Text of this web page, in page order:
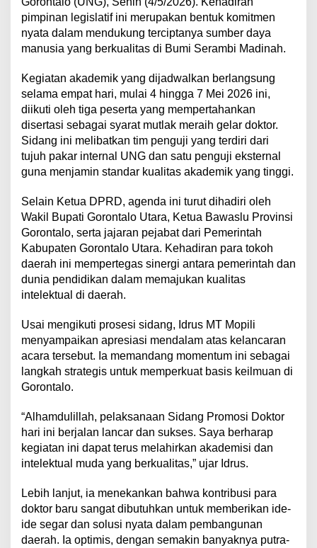
pimpinan legislatif ini merupakan bentuk komitmen
nyata dalam mendukung terciptanya sumber daya
manusia yang berkualitas di Bumi Serambi Madinah.
​Kegiatan akademik yang dijadwalkan berlangsung
selama empat hari, mulai 4 hingga 7 Mei 2026 ini,
diikuti oleh tiga peserta yang mempertahankan
disertasi sebagai syarat mutlak meraih gelar doktor.
Sidang ini melibatkan tim penguji yang terdiri dari
tujuh pakar internal UNG dan satu penguji eksternal
guna menjamin standar kualitas akademik yang tinggi.
​Selain Ketua DPRD, agenda ini turut dihadiri oleh
Wakil Bupati Gorontalo Utara, Ketua Bawaslu Provinsi
Gorontalo, serta jajaran pejabat dari Pemerintah
Kabupaten Gorontalo Utara. Kehadiran para tokoh
daerah ini mempertegas sinergi antara pemerintah dan
dunia pendidikan dalam memajukan kualitas
intelektual di daerah.
​Usai mengikuti prosesi sidang, Idrus MT Mopili
menyampaikan apresiasi mendalam atas kelancaran
acara tersebut. Ia memandang momentum ini sebagai
langkah strategis untuk memperkuat basis keilmuan di
Gorontalo.
​“Alhamdulillah, pelaksanaan Sidang Promosi Doktor
hari ini berjalan lancar dan sukses. Saya berharap
kegiatan ini dapat terus melahirkan akademisi dan
intelektual muda yang berkualitas,” ujar Idrus.
​Lebih lanjut, ia menekankan bahwa kontribusi para
doktor baru sangat dibutuhkan untuk memberikan ide-
ide segar dan solusi nyata dalam pembangunan
daerah. Ia optimis, dengan semakin banyaknya putra-